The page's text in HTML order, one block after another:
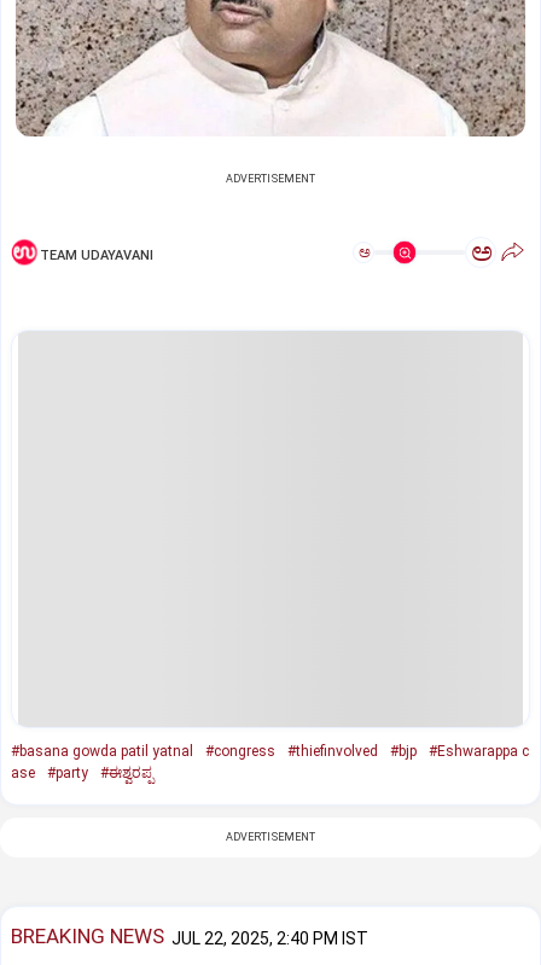
ADVERTISEMENT
TEAM UDAYAVANI ಅ ಅ
#basana gowda patil yatnal #congress #thiefinvolved #bjp
#Eshwarappa c
ase
#party #ಈಶ್ವರಪ್ಪ
ADVERTISEMENT
BREAKING NEWS JUL 22, 2025, 2:40 PM IST